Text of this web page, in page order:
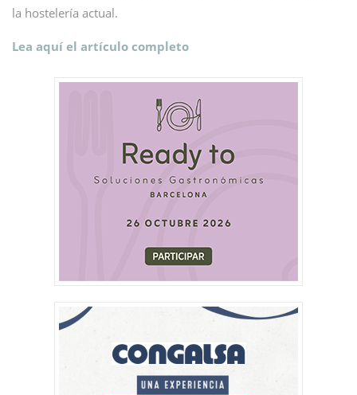
la hostelería actual.
Lea aquí el artículo completo